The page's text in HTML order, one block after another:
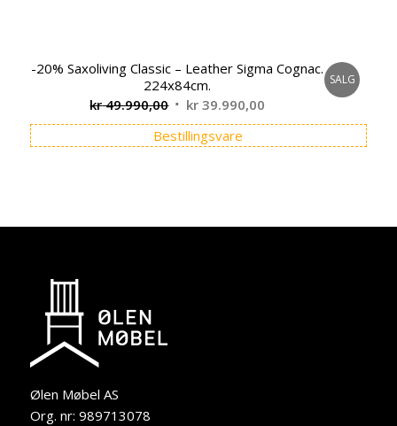
-20% Saxoliving Classic – Leather Sigma Cognac.
224x84cm.
kr49.990,00 Opprinnelig
pris
var:
kr 39.990,00 Nåværende
pris
er:
SALG
Bestillingsvare
Ølen Møbel AS
Org. nr: 989713078